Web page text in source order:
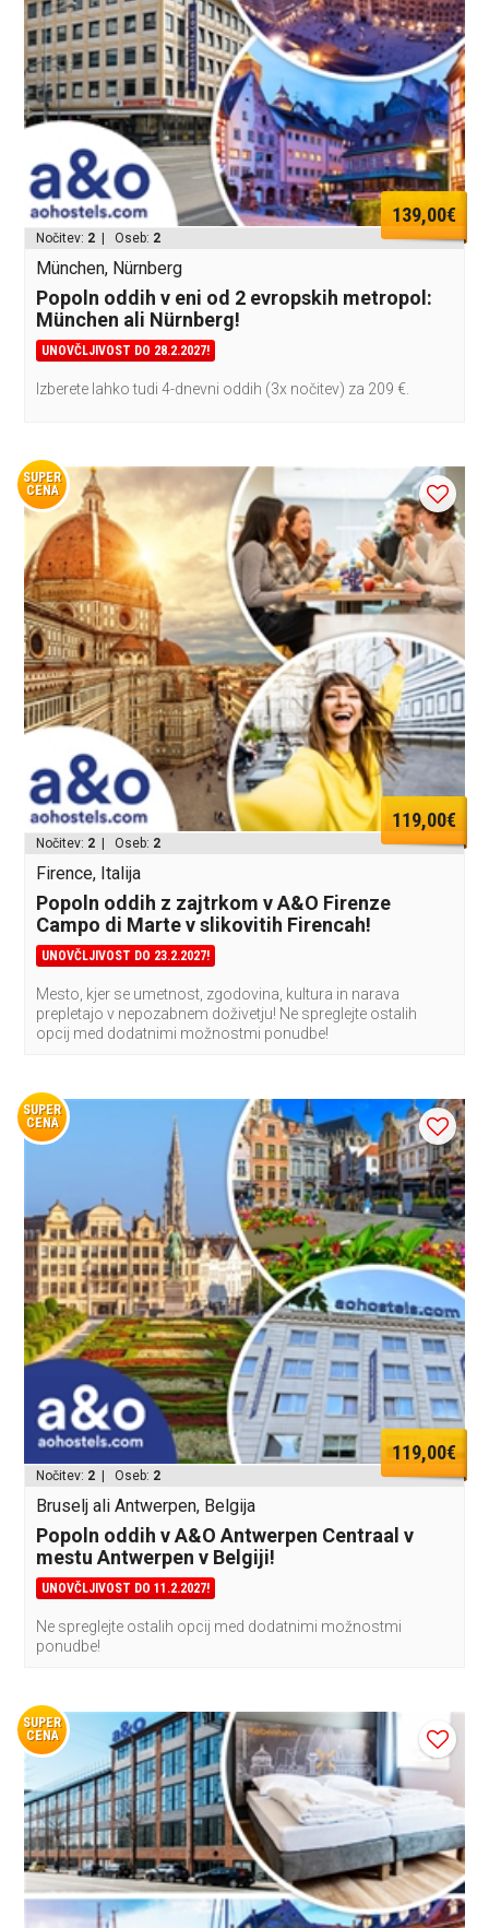
139,00€
Nočitev: 2 | Oseb: 2
München, Nürnberg
Popoln oddih v eni od 2 evropskih metropol:
München ali Nürnberg!
UNOVČLJIVOST DO 28.2.2027!
Izberete lahko tudi 4-dnevni oddih (3x nočitev) za 209 €.
SUPER
CENA
119,00€
Nočitev: 2 | Oseb: 2
Firence, Italija
Popoln oddih z zajtrkom v A&O Firenze
Campo di Marte v slikovitih Firencah!
UNOVČLJIVOST DO 23.2.2027!
Mesto, kjer se umetnost, zgodovina, kultura in narava
prepletajo v nepozabnem doživetju! Ne spreglejte ostalih
opcij med dodatnimi možnostmi ponudbe!
SUPER
CENA
119,00€
Nočitev: 2 | Oseb: 2
Bruselj ali Antwerpen, Belgija
Popoln oddih v A&O Antwerpen Centraal v
mestu Antwerpen v Belgiji!
UNOVČLJIVOST DO 11.2.2027!
Ne spreglejte ostalih opcij med dodatnimi možnostmi
ponudbe!
SUPER
CENA